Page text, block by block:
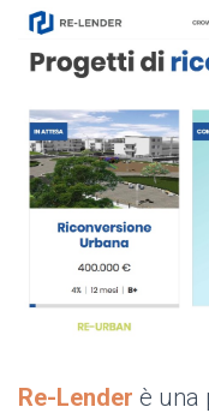
Re-Lender è una